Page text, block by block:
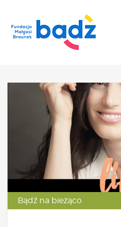
Bądź na bieżąco
List
Rada
Rada
Kongres